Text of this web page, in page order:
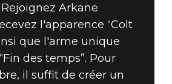
Arkane
l'apparence “Colt
que l'arme unique
des temps”. Pour
il suffit de créer un